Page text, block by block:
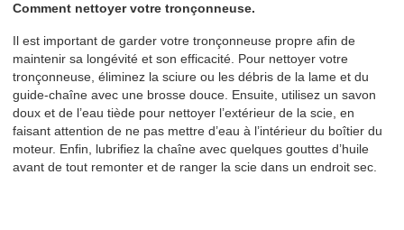
Comment nettoyer votre tronçonneuse.
Il est important de garder votre tronçonneuse propre afin de
maintenir sa longévité et son efficacité. Pour nettoyer votre
tronçonneuse, éliminez la sciure ou les débris de la lame et du
guide-chaîne avec une brosse douce. Ensuite, utilisez un savon
doux et de l’eau tiède pour nettoyer l’extérieur de la scie, en
faisant attention de ne pas mettre d’eau à l’intérieur du boîtier du
moteur. Enfin, lubrifiez la chaîne avec quelques gouttes d’huile
avant de tout remonter et de ranger la scie dans un endroit sec.